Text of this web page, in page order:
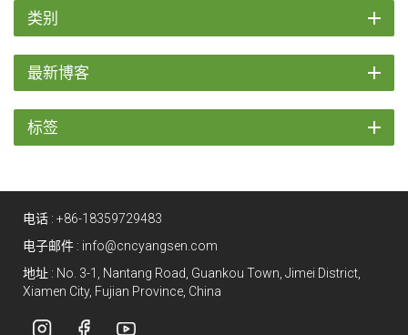
类别
最新博客
标签
电话 : +86-18359729483
电子邮件 : info@cncyangsen.com
地址 : No. 3-1, Nantang Road, Guankou Town, Jimei District,
Xiamen City, Fujian Province, China